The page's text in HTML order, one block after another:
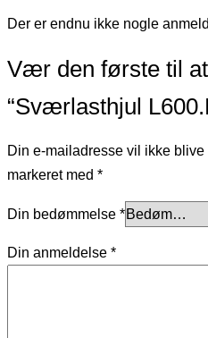
Der er endnu ikke nogle
Vær den første til
“Sværlasthjul
Din e-mailadresse vil ikke blive
markeret med *
Din bedømmelse *
Din anmeldelse *